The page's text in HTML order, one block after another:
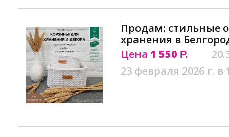
Продам: стильные
хранения в
Цена 1 550 Р.
23 февраля 2026 г. в